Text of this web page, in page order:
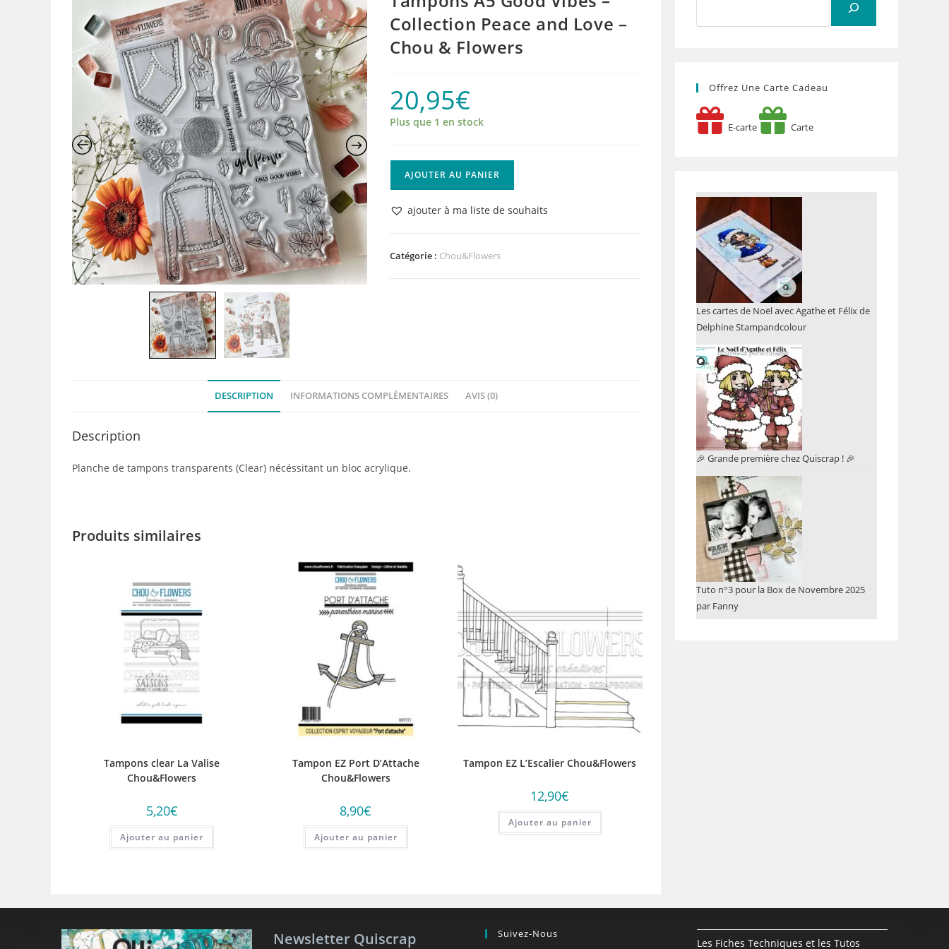
Collection Peace and Love –
Chou & Flowers
20,95€
Plus que 1 en stock
Tampons
Vibes
&
AJOUTER AU PANIER
ajouter à ma liste de souhaits
Catégorie : Chou&Flowers
DESCRIPTION INFORMATIONS COMPLÉMENTAIRES AVIS (0)
Description
Planche de tampons transparents (Clear) nécéssitant un bloc acrylique.
Produits similaires
Tampons clear La Valise
Chou&Flowers
5,20€
Ajouter au panier
Tampon EZ Port D’Attache
Chou&Flowers
8,90€
Ajouter au panier
Tampon EZ L’Escalier Chou&Flowers
12,90€
Ajouter au panier
Offrez Une Carte Cadeau
E-carte Carte
Les cartes de Noël avec Agathe et Félix de
Delphine Stampandcolour
🎉 Grande première chez Quiscrap ! 🎉
Tuto n°3 pour la Box de Novembre 2025
par Fanny
Newsletter Quiscrap Suivez-Nous
Les Fiches Techniques et les Tutos